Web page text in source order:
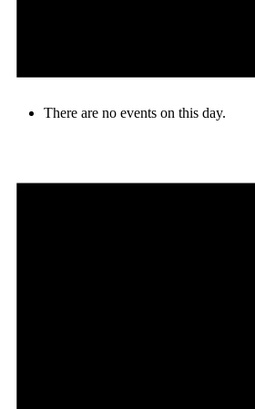
There are no events on this day.